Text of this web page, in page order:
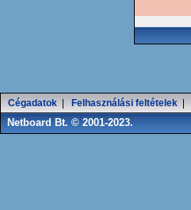
Cégadatok Felhasználási feltételek
Netboard Bt. © 2001-2023.